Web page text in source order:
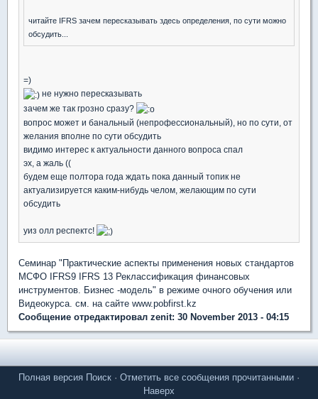
читайте IFRS зачем пересказывать здесь определения, по сути можно
обсудить...
=)
не нужно пересказывать
зачем же так грозно сразу?
вопрос может и банальный (непрофессиональный), но по сути, от
желания вполне по сути обсудить
видимо интерес к актуальности данного вопроса спал
эх, а жаль ((
будем еще полтора года ждать пока данный топик не
актуализируется каким-нибудь челом, желающим по сути
обсудить
уиз олл респектс!
Семинар "Практические аспекты применения новых стандартов
МСФО IFRS9 IFRS 13 Реклассификация финансовых
инструментов. Бизнес -модель" в режиме очного обучения или
Видеокурса. см. на сайте www.pobfirst.kz
Сообщение отредактировал zenit: 30 November 2013 - 04:15
Полная версия Поиск · Отметить все сообщения прочитанными ·
Наверх